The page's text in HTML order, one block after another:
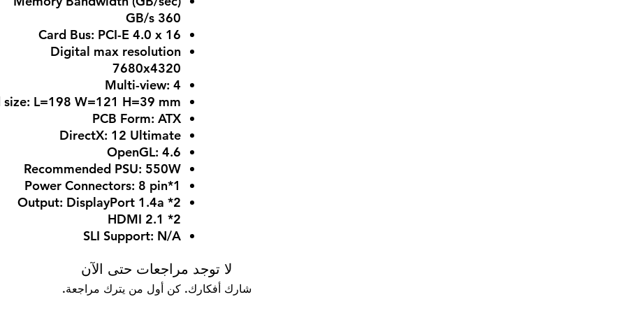
360 GB/s
Card Bus: PCI-E 4.0 x 16
Digital max resolution
7680x4320
Multi-view: 4
size: L=198 W=121 H=39 mm
PCB Form: ATX
DirectX: 12 Ultimate
OpenGL: 4.6
Recommended PSU: 550W
Power Connectors: 8 pin*1
Output: DisplayPort 1.4a *2
HDMI 2.1 *2
SLI Support: N/A
لا توجد مراجعات حتى الآن
شارك أفكارك. كن أول من يترك مراجعة.